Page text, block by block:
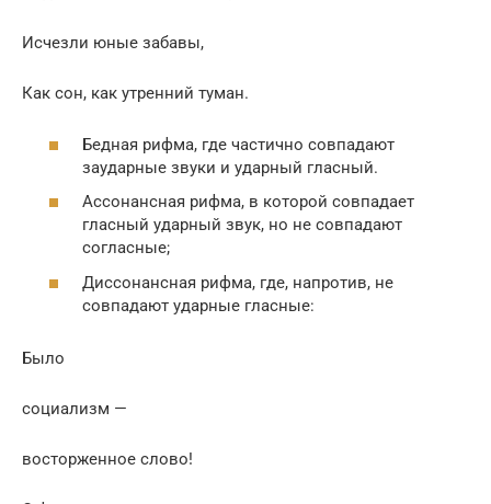
Исчезли юные забавы,
Как сон, как утренний туман.
Бедная рифма, где частично совпадают
заударные звуки и ударный гласный.
Ассонансная рифма, в которой совпадает
гласный ударный звук, но не совпадают
согласные;
Диссонансная рифма, где, напротив, не
совпадают ударные гласные:
Было
социализм —
восторженное слово!